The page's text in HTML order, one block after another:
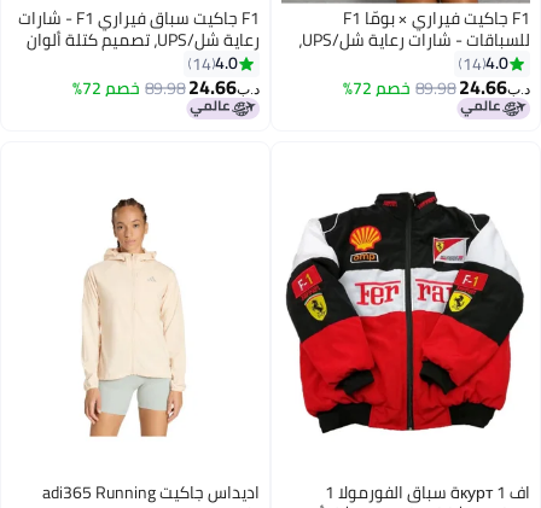
7
F1 جاكيت فيراري × بومّا F1
للسباقات - شارات رعاية شل/UPS،
تصميم كتلة الألوان الأسود/الأحمر،
شعار مطرّز، تصميم بسحاب كامل،
معطف موضة رياضية للجنسين
4.0
14
د.ب‏24.66
89.98 خصم 72% 7
F1 جاكيت سباق فيراري F1 - شارات
رعاية شل/UPS، تصميم كتلة ألوان
أسود/أحمر، شعار مطرّز، تصميم
بسحاب كامل، معطف موضة رياضية
للجنسين
4.0
14
د.ب‏24.66
89.98 خصم 72%
اف 1 куртة سباق الفورمولا 1 اديداس جاكيت adi365 Running